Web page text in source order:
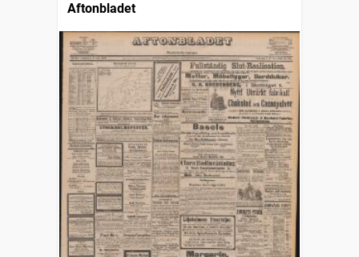
Aftonbladet